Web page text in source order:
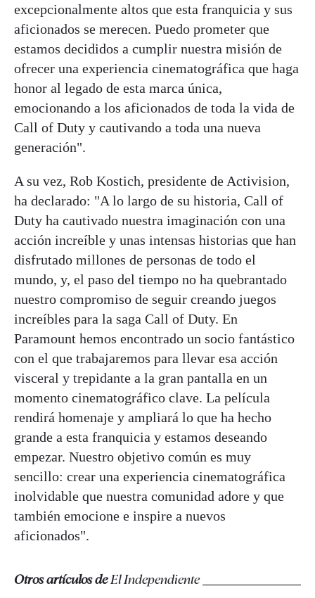
excepcionalmente altos que esta franquicia y sus
aficionados se merecen. Puedo prometer que
estamos decididos a cumplir nuestra misión de
ofrecer una experiencia cinematográfica que haga
honor al legado de esta marca única,
emocionando a los aficionados de toda la vida de
Call of Duty y cautivando a toda una nueva
generación".
A su vez, Rob Kostich, presidente de Activision,
ha declarado: "A lo largo de su historia, Call of
Duty ha cautivado nuestra imaginación con una
acción increíble y unas intensas historias que han
disfrutado millones de personas de todo el
mundo, y, el paso del tiempo no ha quebrantado
nuestro compromiso de seguir creando juegos
increíbles para la saga Call of Duty. En
Paramount hemos encontrado un socio fantástico
con el que trabajaremos para llevar esa acción
visceral y trepidante a la gran pantalla en un
momento cinematográfico clave. La película
rendirá homenaje y ampliará lo que ha hecho
grande a esta franquicia y estamos deseando
empezar. Nuestro objetivo común es muy
sencillo: crear una experiencia cinematográfica
inolvidable que nuestra comunidad adore y que
también emocione e inspire a nuevos
aficionados".
Otros artículos deEl Independiente